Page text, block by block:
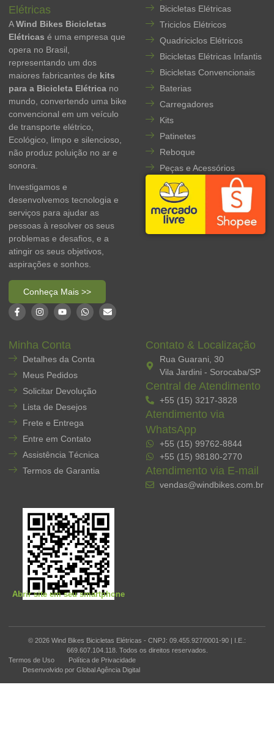
Elétricas
AWind Bikes Bicicletas
Elétricas é uma empresa que
opera no Brasil,
representando um dos
maiores fabricantes de kits
para a Bicicleta Elétrica no
mundo, convertendo uma bike
convencional em um veículo
de transporte elétrico,
Ecológico, limpo e silencioso,
não produz poluição no ar e
sonora.
Investigamos e
desenvolvemos tecnologia e
serviços para ajudar as
pessoas à resolver os seus
problemas e desafios, e a
atingir os seus objetivos,
aspirações e sonhos.
Conheça Mais >>
Bicicletas Elétricas
Triciclos Elétricos
Quadriciclos Elétricos
Bicicletas Elétricas Infantis
Bicicletas Convencionais
Baterias
Carregadores
Kits
Patinetes
Reboque
Peças e Acessórios
Minha Conta
Detalhes da Conta
Meus Pedidos
Solicitar Devolução
Lista de Desejos
Frete e Entrega
Entre em Contato
Assistência Técnica
Termos de Garantia
Abrir site em seu smartphone
Contato & Localização
Rua Guarani, 30
Vila Jardini - Sorocaba/SP
Central de Atendimento
+55 (15) 3217-3828
Atendimento via
WhatsApp
+55 (15) 99762-8844
+55 (15) 98180-2770
Atendimento via E-mail
vendas@windbikes.com.br
© 2026 Wind Bikes Bicicletas Elétricas - CNPJ: 09.455.927/0001-90 | I.E.:
669.607.104.118. Todos os direitos reservados.
Termos de Uso
Política de Privacidade
Desenvolvido por Global Agência Digital